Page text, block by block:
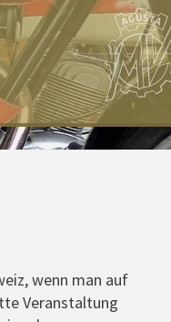
wenn man auf
Veranstaltung